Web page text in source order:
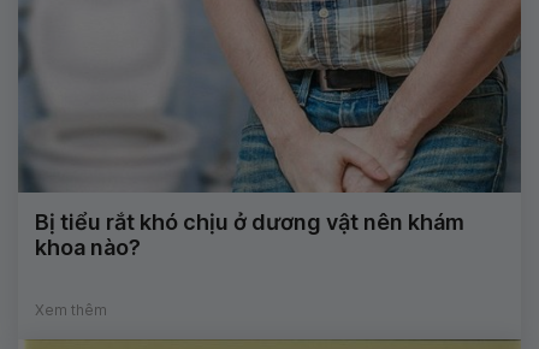
Bị tiểu rắt khó chịu ở dương vật nên khám
khoa nào?
Xem thêm